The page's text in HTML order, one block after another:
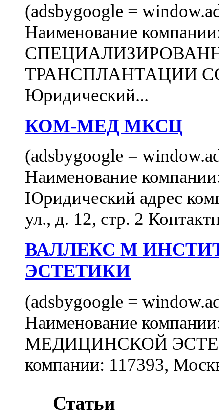
(adsbygoogle =
Наименование
ТРАНСПЛАНТАЦИИ
Юридический...
КОМ-МЕД МКСЦ
(adsbygoogle =
Наименование
Юридический адрес
ул., д. 12, стр. 2
ВАЛЛЕКС М
ЭСТЕТИКИ
(adsbygoogle =
Наименование
МЕДИЦИНСКОЙ
компании: 117393,
Статьи